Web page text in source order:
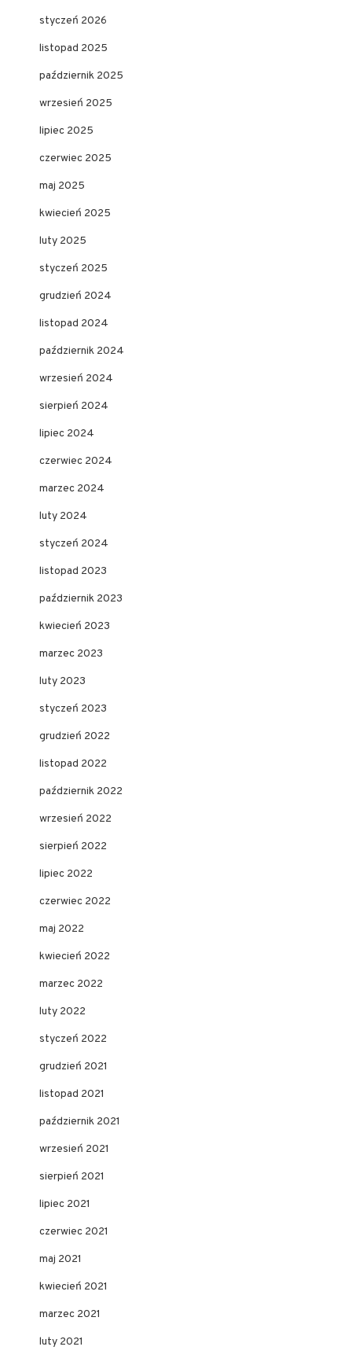
styczeń 2026
listopad 2025
październik 2025
wrzesień 2025
lipiec 2025
czerwiec 2025
maj 2025
kwiecień 2025
luty 2025
styczeń 2025
grudzień 2024
listopad 2024
październik 2024
wrzesień 2024
sierpień 2024
lipiec 2024
czerwiec 2024
marzec 2024
luty 2024
styczeń 2024
listopad 2023
październik 2023
kwiecień 2023
marzec 2023
luty 2023
styczeń 2023
grudzień 2022
listopad 2022
październik 2022
wrzesień 2022
sierpień 2022
lipiec 2022
czerwiec 2022
maj 2022
kwiecień 2022
marzec 2022
luty 2022
styczeń 2022
grudzień 2021
listopad 2021
październik 2021
wrzesień 2021
sierpień 2021
lipiec 2021
czerwiec 2021
maj 2021
kwiecień 2021
marzec 2021
luty 2021